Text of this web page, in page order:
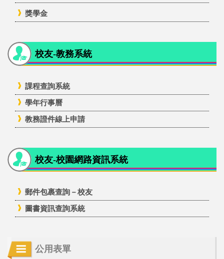
獎學金
校友-教務系統
課程查詢系統
學年行事曆
教務證件線上申請
校友-校園網路資訊系統
郵件包裹查詢－校友
圖書資訊查詢系統
公用表單